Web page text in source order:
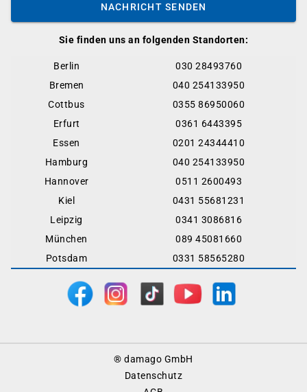
Sie finden uns an folgenden Standorten:
Berlin
030 28493760
Bremen
040 254133950
Cottbus
0355 86950060
Erfurt
0361 6443395
Essen
0201 24344410
Hamburg
040 254133950
Hannover
0511 2600493
Kiel
0431 55681231
Leipzig
0341 3086816
München
089 45081660
Potsdam
0331 58565280
NACHRICHT SENDEN
® damago GmbH
Datenschutz